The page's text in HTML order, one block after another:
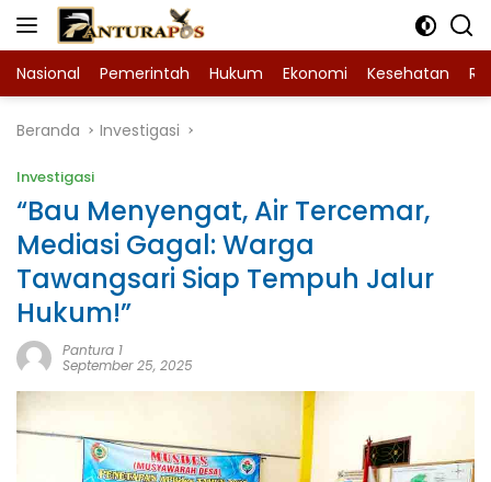
Langsung
Nasional Pemerintah Hukum Ekonomi Kesehatan
Beranda Investigasi
Investigasi
“Bau Menyengat, Air Tercemar,
Mediasi Gagal: Warga
Tawangsari Siap Tempuh Jalur
Hukum!”
Pantura 1
September 25, 2025